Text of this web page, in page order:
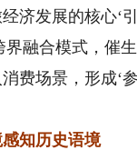
济发展的核心‘
界融合模式，催
费场景，形成‘
知历史语境